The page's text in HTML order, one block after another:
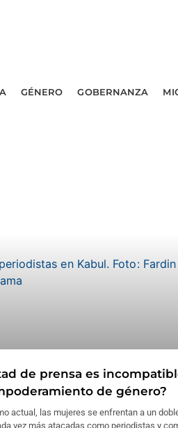
GÉNERO GOBERNANZA
de prensa es
de género?
actual, las mujeres se enfrentan a un
vez más atacadas como periodistas y